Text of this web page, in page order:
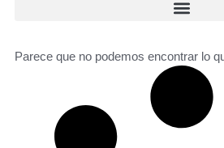
Parece que no podemos encontrar lo